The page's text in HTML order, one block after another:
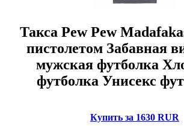
Такса Pew Pew
пистолетом Забавная
мужская футболка
футболка Унисекс
Купить за 1630 RUR